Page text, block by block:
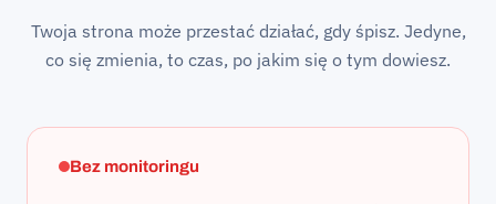
Twoja strona może przestać działać, gdy śpisz. Jedyne,
co się zmienia, to czas, po jakim się o tym dowiesz.
Bez monitoringu